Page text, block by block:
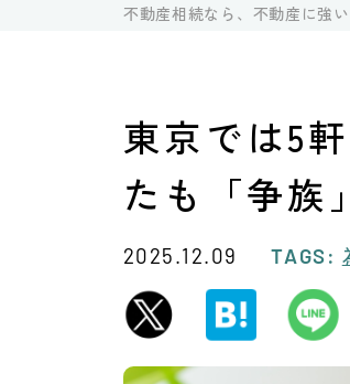
不動産相続なら、不動産に強
東京では5
たも「争族
2025.12.09 TAGS: